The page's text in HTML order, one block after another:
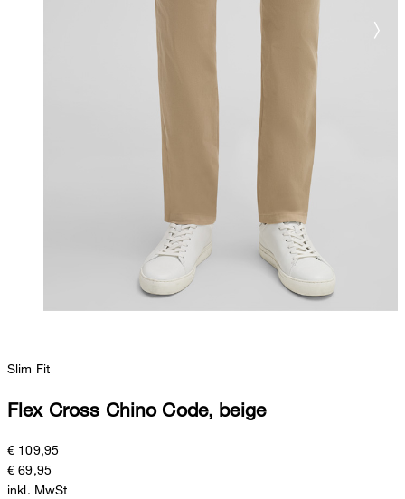
Slim Fit
Flex Cross Chino Code, beige
€ 109,95
€ 69,95
inkl. MwSt